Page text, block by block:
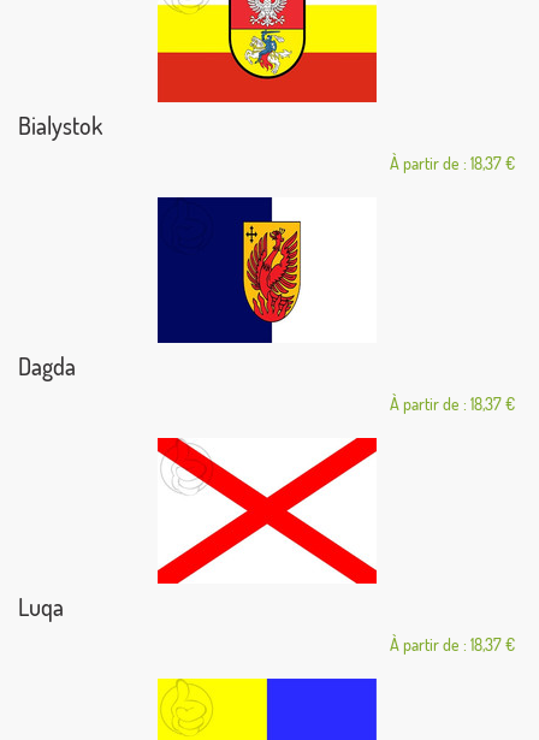
Bialystok
À partir de : 18,37 €
Dagda
À partir de : 18,37 €
Luqa
À partir de : 18,37 €